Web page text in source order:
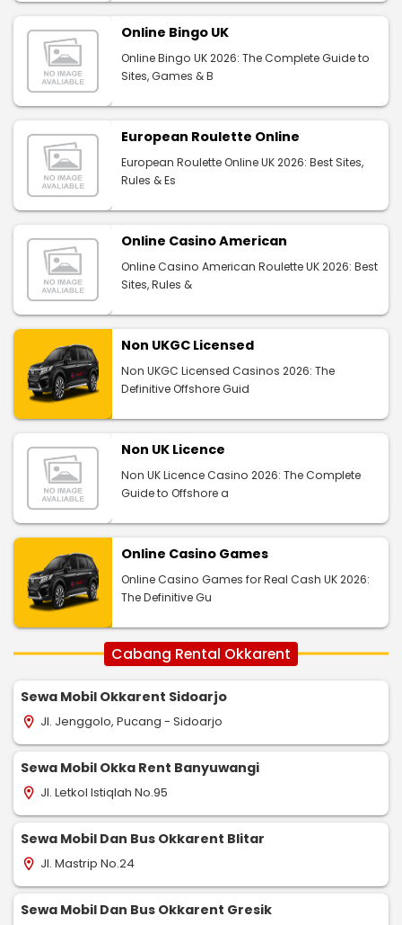
Online Bingo UK
Online Bingo UK 2026: The Complete Guide to
Sites, Games & B
European Roulette Online
European Roulette Online UK 2026: Best Sites,
Rules & Es
Online Casino American
Online Casino American Roulette UK 2026: Best
Sites, Rules &
Non UKGC Licensed
Non UKGC Licensed Casinos 2026: The
Definitive Offshore Guid
Non UK Licence
Non UK Licence Casino 2026: The Complete
Guide to Offshore a
Online Casino Games
Online Casino Games for Real Cash UK 2026:
The Definitive Gu
Cabang Rental Okkarent
Sewa Mobil Okkarent Sidoarjo
location_on Jl. Jenggolo, Pucang - Sidoarjo
Sewa Mobil Okka Rent Banyuwangi
location_on Jl. Letkol Istiqlah No.95
Sewa Mobil Dan Bus Okkarent Blitar
location_on Jl. Mastrip No.24
Sewa Mobil Dan Bus Okkarent Gresik